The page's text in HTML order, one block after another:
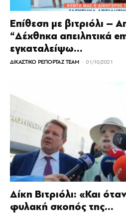
Επίθεση με βιτριόλι –
“Δέχθηκα απειλητικά
εγκαταλείψω...
ΔΙΚΑΣΤΙΚΟ ΡΕΠΟΡΤΑΖ TEAM - 01/10/2021
Δίκη Βιτριόλι: «Και
φυλακή σκοπός της...